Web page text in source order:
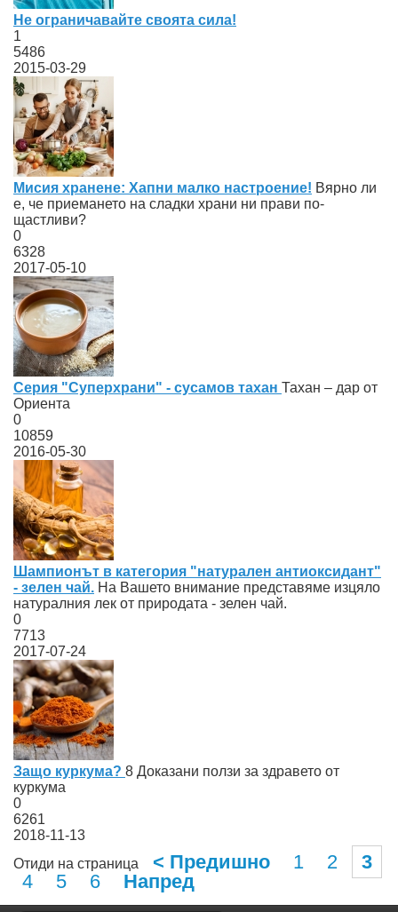
Не ограничавайте своята сила!
1
5486
2015-03-29
Мисия хранене: Хапни малко настроение! Вярно ли
е, че приемането на сладки храни ни прави по-
щастливи?
0
6328
2017-05-10
Серия "Суперхрани" - сусамов тахан Тахан – дар от
Ориента
0
10859
2016-05-30
Шампионът в категория "натурален антиоксидант"
- зелен чай. На Вашето внимание представяме изцяло
натуралния лек от природата - зелен чай.
0
7713
2017-07-24
Защо куркума? 8 Доказани ползи за здравето от
куркума
0
6261
2018-11-13
Отиди на страница
< Предишно 1 2
3
4
5 6 Напред